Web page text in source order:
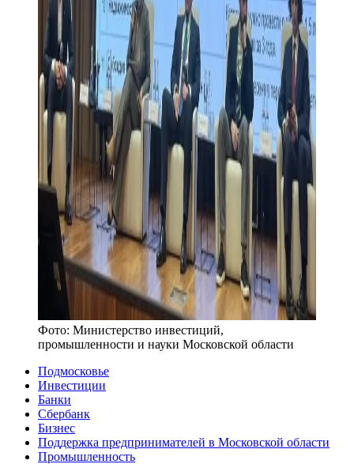
Фото: Министерство инвестиций,
промышленности и науки Московской области
Подмосковье
Инвестиции
Банки
Сбербанк
Бизнес
Поддержка предпринимателей в Московской области
Промышленность